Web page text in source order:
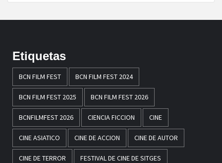
Etiquetas
BCN FILM FEST BCN FILM FEST 2024
BCN FILM FEST 2025 BCN FILM FEST 2026
BCNFILMFEST 2026 CIENCIA FICCION CINE
CINE ASIATICO CINE DE ACCION CINE DE AUTOR
CINE DE TERROR FESTIVAL DE CINE DE SITGES